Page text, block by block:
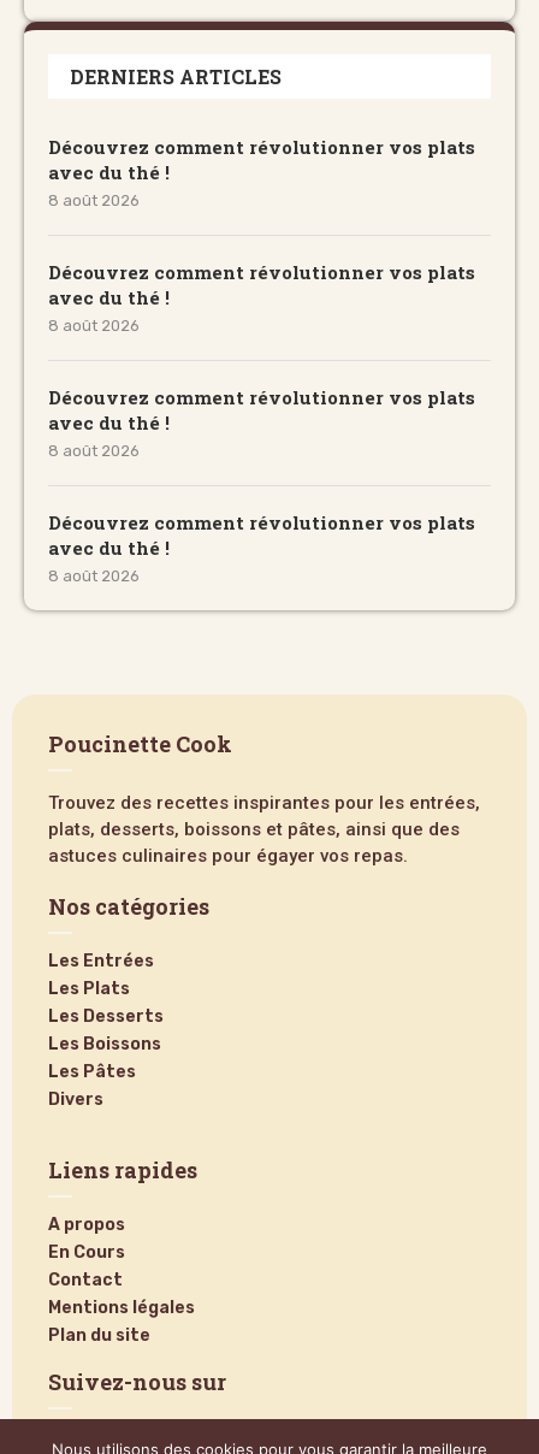
DERNIERS ARTICLES
Découvrez comment révolutionner vos plats
avec du thé !
8 août 2026
Découvrez comment révolutionner vos plats
avec du thé !
8 août 2026
Découvrez comment révolutionner vos plats
avec du thé !
8 août 2026
Découvrez comment révolutionner vos plats
avec du thé !
8 août 2026
Poucinette Cook
Trouvez des recettes inspirantes pour les entrées,
plats, desserts, boissons et pâtes, ainsi que des
astuces culinaires pour égayer vos repas.
Nos catégories
Les Entrées
Les Plats
Les Desserts
Les Boissons
Les Pâtes
Divers
Liens rapides
A propos
En Cours
Contact
Mentions légales
Plan du site
Suivez-nous sur
Nous utilisons des cookies pour vous garantir la meilleure